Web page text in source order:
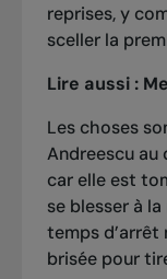
reprises, y
sceller la
Lire aussi :
Les choses
Andreescu au
car elle est
se blesser à
temps d’arrêt
brisée pour